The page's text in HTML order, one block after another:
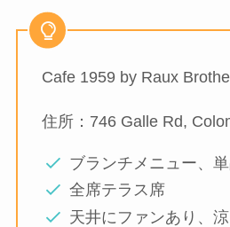
Cafe 1959 by Raux
住所：746 Galle Rd,
ブランチメニュー、
全席テラス席
天井にファンあり、